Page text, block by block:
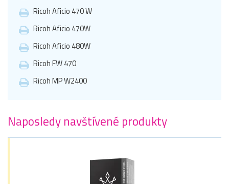
Ricoh Aficio 470 W
Ricoh Aficio 470W
Ricoh Aficio 480W
Ricoh FW 470
Ricoh MP W2400
Naposledy navštívené produkty